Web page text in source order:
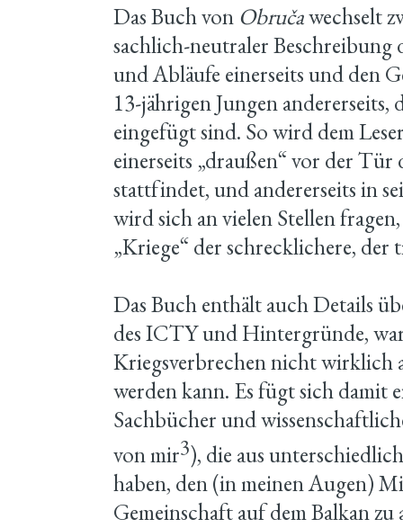
Das Buch von Obručawechselt
sachlich-neutraler Beschreibung
und Abläufe einerseits und den
13-jährigen Jungen
eingefügt sind. So wird dem
einerseits „draußen“ vor der Tür
stattfindet, und andererseits in
wird sich an vielen Stellen
„Kriege“ der schrecklichere, der
Das Buch enthält auch Details
des ICTY und Hintergründe,
Kriegsverbrechen nicht wirklich
werden kann. Es fügt sich damit
Sachbücher und
von mir3), die aus
haben, den (in meinen Augen)
Gemeinschaft auf dem Balkan zu